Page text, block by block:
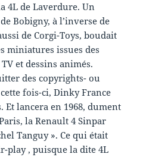
4L de Laverdure. Un
Bobigny, à l’inverse de
de Corgi-Toys, boudait
miniatures issues des
et dessins animés.
des copyrights- ou
fois-ci, Dinky France
Et lancera en 1968, dument
la Renault 4 Sinpar
Tanguy ». Ce qui était
play , puisque la dite 4L